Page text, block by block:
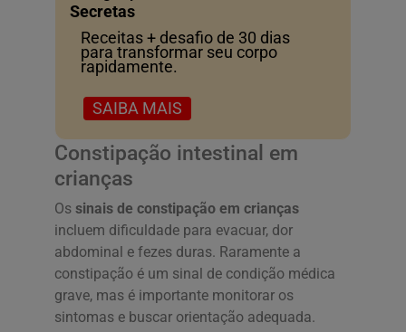
Secretas
Receitas + desafio de 30 dias
para transformar seu corpo
rapidamente.
SAIBA MAIS
Constipação intestinal em
crianças
Os sinais de constipação em crianças
incluem dificuldade para evacuar, dor
abdominal e fezes duras. Raramente a
constipação é um sinal de condição médica
grave, mas é importante monitorar os
sintomas e buscar orientação adequada.